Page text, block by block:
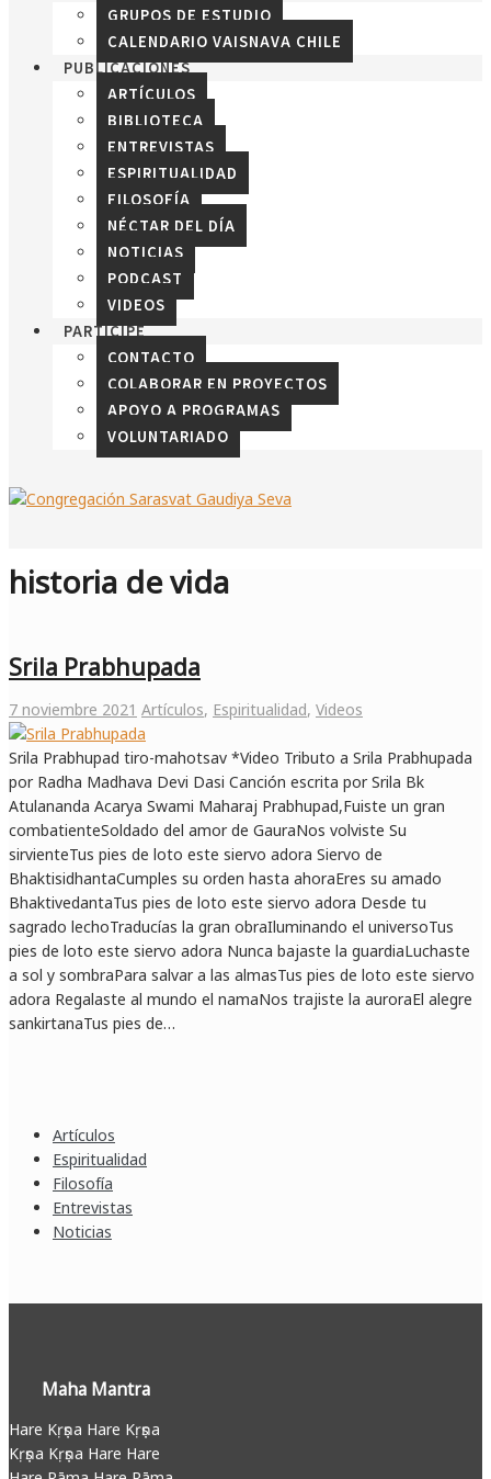
GRUPOS DE ESTUDIO
CALENDARIO VAISNAVA CHILE
PUBLICACIONES
ARTÍCULOS
BIBLIOTECA
ENTREVISTAS
ESPIRITUALIDAD
FILOSOFÍA
NÉCTAR DEL DÍA
NOTICIAS
PODCAST
VIDEOS
PARTICIPE
CONTACTO
COLABORAR EN PROYECTOS
APOYO A PROGRAMAS
VOLUNTARIADO
historia de vida
Srila Prabhupada
7 noviembre 2021 Artículos, Espiritualidad, Videos
Srila Prabhupad tiro-mahotsav *Video Tributo a Srila Prabhupada
por Radha Madhava Devi Dasi Canción escrita por Srila Bk
Atulananda Acarya Swami Maharaj Prabhupad,Fuiste un gran
combatienteSoldado del amor de GauraNos volviste Su
sirvienteTus pies de loto este siervo adora Siervo de
BhaktisidhantaCumples su orden hasta ahoraEres su amado
BhaktivedantaTus pies de loto este siervo adora Desde tu
sagrado lechoTraducías la gran obraIluminando el universoTus
pies de loto este siervo adora Nunca bajaste la guardiaLuchaste
a sol y sombraPara salvar a las almasTus pies de loto este siervo
adora Regalaste al mundo el namaNos trajiste la auroraEl alegre
sankirtanaTus pies de…
Artículos
Espiritualidad
Filosofía
Entrevistas
Noticias
Maha Mantra
Hare Kṛṣṇa Hare Kṛṣṇa
Kṛṣṇa Kṛṣṇa Hare Hare